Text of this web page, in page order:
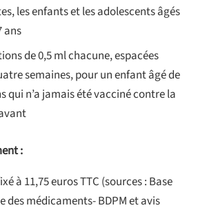
les enfants et les adolescents âgés
ans
de 0,5 ml chacune, espacées
semaines, pour un enfant âgé de
qui n’a jamais été vacciné contre la
:
à 11,75 euros TTC (sources : Base
des médicaments- BDPM et avis